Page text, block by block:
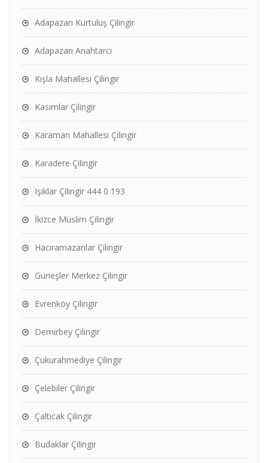
Adapazarı Kurtuluş Çilingir
Adapazarı Anahtarcı
Kışla Mahallesi Çilingir
Kasımlar Çilingir
Karaman Mahallesi Çilingir
Karadere Çilingir
Işıklar Çilingir 444 0 193
İkizce Müslim Çilingir
Hacıramazanlar Çilingir
Güneşler Merkez Çilingir
Evrenköy Çilingir
Demirbey Çilingir
Çukurahmediye Çilingir
Çelebiler Çilingir
Çaltıcak Çilingir
Budaklar Çilingir